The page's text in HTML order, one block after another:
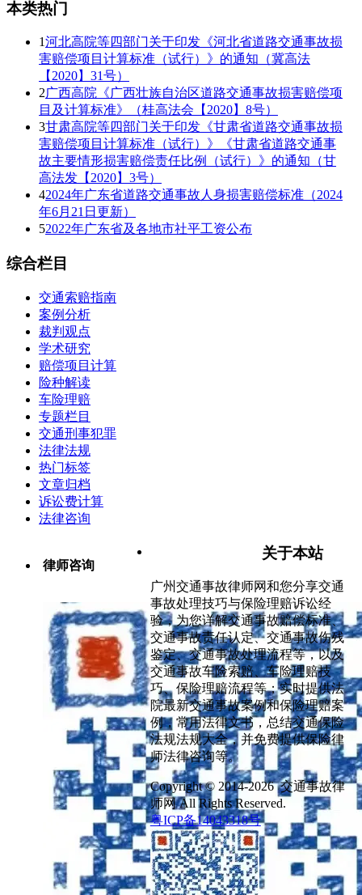
本类热门
1河北高院等四部门关于印发《河北省道路交通事故损
害赔偿项目计算标准（试行）》的通知（冀高法
【2020】31号）
2广西高院《广西壮族自治区道路交通事故损害赔偿项
目及计算标准》（桂高法会【2020】8号）
3甘肃高院等四部门关于印发《甘肃省道路交通事故损
害赔偿项目计算标准（试行）》《甘肃省道路交通事
故主要情形损害赔偿责任比例（试行）》的通知（甘
高法发【2020】3号）
42024年广东省道路交通事故人身损害赔偿标准（2024
年6月21日更新）
52022年广东省及各地市社平工资公布
综合栏目
交通索赔指南
案例分析
裁判观点
学术研究
赔偿项目计算
险种解读
车险理赔
专题栏目
交通刑事犯罪
法律法规
热门标签
文章归档
诉讼费计算
法律咨询
律师咨询
关于本站
广州交通事故律师网和您分享交通
事故处理技巧与保险理赔诉讼经
验，为您详解交通事故赔偿标准、
交通事故责任认定、交通事故伤残
鉴定、交通事故处理流程等，以及
交通事故车险索赔、车险理赔技
巧、保险理赔流程等；实时提供法
院最新交通事故案例和保险理赔案
例，常用法律文书，总结交通保险
法规法规大全，并免费提供保险律
师法律咨询等。
Copyright © 2014-2026 交通事故律
师网 All Rights Reserved.
粤ICP备14043318号